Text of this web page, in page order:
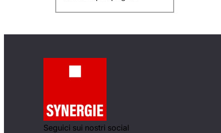
Seguici sui nostri social